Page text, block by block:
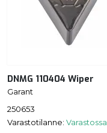
DNMG 110404 Wiper
Garant
250653
Varastotilanne: Varastossa